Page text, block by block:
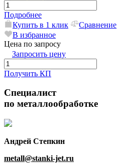
Подробнее
Купить в 1 клик
Сравнение
В избранное
Цена по запросу
Запросить цену
Получить КП
Специалист
по металлообработке
Андрей Степкин
metall@stanki-jet.ru